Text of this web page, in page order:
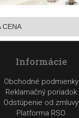
CENA
Informácie
Obchodné podmienky
Reklamačný poriadok
Odstúpenie od zmluvy
Platforma RSO